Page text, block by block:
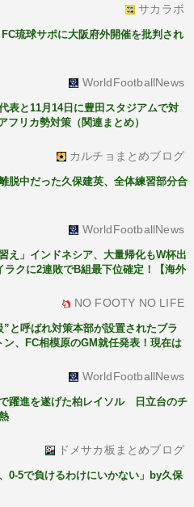
サカラボ
琉球サポに大阪府外開催を批判され
WorldFootballNews
表と11月14日に豊田スタジアムで対
フリカ勢対策（関連まとめ）
カルチョまとめブログ
中だった久保建英、全体練習部分合
WorldFootballNews
え」インドネシア、大量帰化もW杯出
ラクに2連敗でB組最下位確定！【海外
NO FOOTY NO LIFE
呼ばれ対策本部が設置されたブラ
ン、FC相模原のGM就任発表！現在は
WorldFootballNews
躍進を遂げた柏レイソル 日立台のチ
ドメサカ板まとめブログ
0-5で負けるわけにいかない」by久保